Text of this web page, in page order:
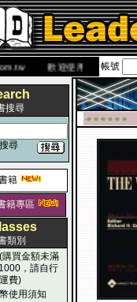
歡迎使用 國民旅遊卡！！
帳號
尋
尋
籍
籍專區
別
購買金額未滿
，請自行
費)
使用須知
-■ ■ ■ ■ ■ ■